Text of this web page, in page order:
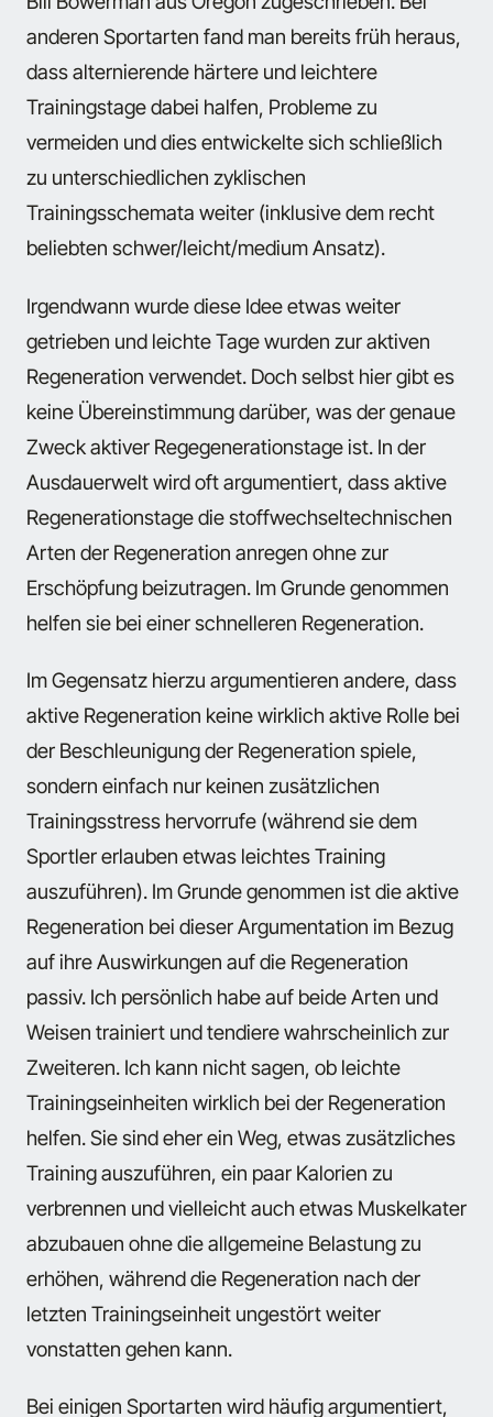
anderen Sportarten fand man bereits früh heraus,
dass alternierende härtere und leichtere
Trainingstage dabei halfen, Probleme zu
vermeiden und dies entwickelte sich schließlich
zu unterschiedlichen zyklischen
Trainingsschemata weiter (inklusive dem recht
beliebten schwer/leicht/medium Ansatz).
Irgendwann wurde diese Idee etwas weiter
getrieben und leichte Tage wurden zur aktiven
Regeneration verwendet. Doch selbst hier gibt es
keine Übereinstimmung darüber, was der genaue
Zweck aktiver Regegenerationstage ist. In der
Ausdauerwelt wird oft argumentiert, dass aktive
Regenerationstage die stoffwechseltechnischen
Arten der Regeneration anregen ohne zur
Erschöpfung beizutragen. Im Grunde genommen
helfen sie bei einer schnelleren Regeneration.
Im Gegensatz hierzu argumentieren andere, dass
aktive Regeneration keine wirklich aktive Rolle bei
der Beschleunigung der Regeneration spiele,
sondern einfach nur keinen zusätzlichen
Trainingsstress hervorrufe (während sie dem
Sportler erlauben etwas leichtes Training
auszuführen). Im Grunde genommen ist die aktive
Regeneration bei dieser Argumentation im Bezug
auf ihre Auswirkungen auf die Regeneration
passiv. Ich persönlich habe auf beide Arten und
Weisen trainiert und tendiere wahrscheinlich zur
Zweiteren. Ich kann nicht sagen, ob leichte
Trainingseinheiten wirklich bei der Regeneration
helfen. Sie sind eher ein Weg, etwas zusätzliches
Training auszuführen, ein paar Kalorien zu
verbrennen und vielleicht auch etwas Muskelkater
abzubauen ohne die allgemeine Belastung zu
erhöhen, während die Regeneration nach der
letzten Trainingseinheit ungestört weiter
vonstatten gehen kann.
Bei einigen Sportarten wird häufig argumentiert,